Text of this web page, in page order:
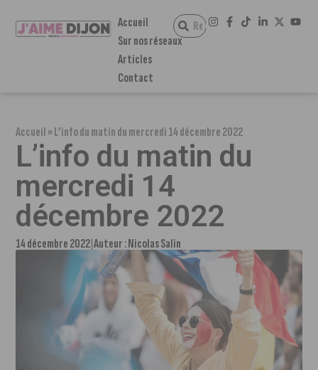
Accueil
Sur nos réseaux
Articles
Contact
Accueil»L’info du matin du mercredi 14 décembre 2022
L’info du matin du
mercredi 14
décembre 2022
14 décembre 2022 Auteur :Nicolas Salin